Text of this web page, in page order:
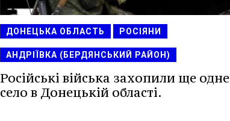
ДОНЕЦЬКА ОБЛАСТЬ РОСІЯНИ
АНДРІЇВКА (БЕРДЯНСЬКИЙ РАЙОН)
Російські війська захопили ще одне
село в Донецькій області.